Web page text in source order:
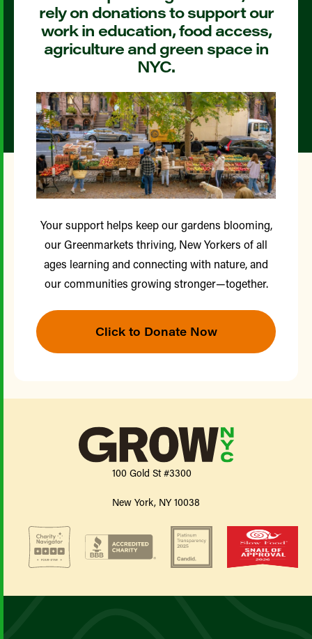
rely on donations to support our
work in education, food access,
agriculture and green space in
NYC.
Your support helps keep our gardens blooming,
our Greenmarkets thriving, New Yorkers of all
ages learning and connecting with nature, and
our communities growing stronger—together.
Click to Donate Now
100 Gold St #3300
New York, NY 10038